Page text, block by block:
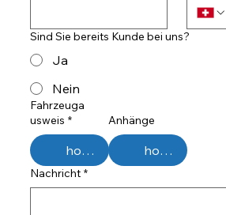
Sind Sie bereits Kunde bei uns?
Ja
Nein
Fahrzeuga
usweis *
hochladen
Anhänge
hochladen
Nachricht *